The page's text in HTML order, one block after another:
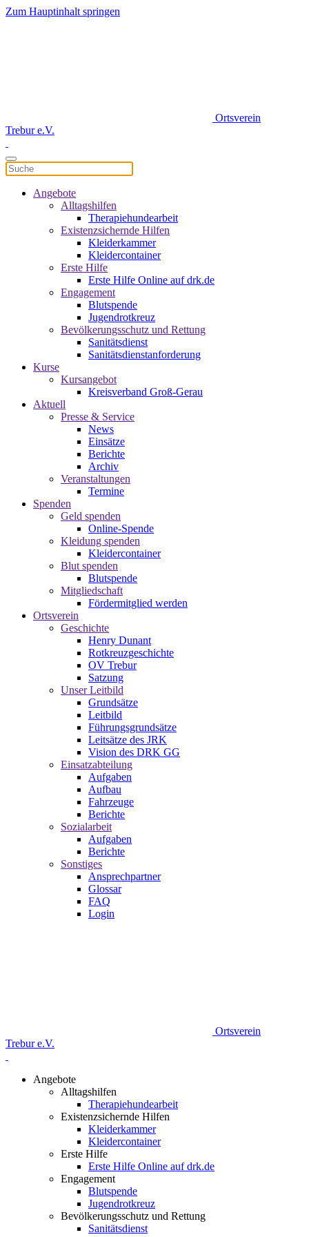
Zum Hauptinhalt springen
Ortsverein
Trebur e.V.
Angebote
Alltagshilfen
Therapiehundearbeit
Existenzsichernde Hilfen
Kleiderkammer
Kleidercontainer
Erste Hilfe
Erste Hilfe Online auf drk.de
Engagement
Blutspende
Jugendrotkreuz
Bevölkerungsschutz und Rettung
Sanitätsdienst
Sanitätsdienstanforderung
Kurse
Kursangebot
Kreisverband Groß-Gerau
Aktuell
Presse & Service
News
Einsätze
Berichte
Archiv
Veranstaltungen
Termine
Spenden
Geld spenden
Online-Spende
Kleidung spenden
Kleidercontainer
Blut spenden
Blutspende
Mitgliedschaft
Fördermitglied werden
Ortsverein
Geschichte
Henry Dunant
Rotkreuzgeschichte
OV Trebur
Satzung
Unser Leitbild
Grundsätze
Leitbild
Führungsgrundsätze
Leitsätze des JRK
Vision des DRK GG
Einsatzabteilung
Aufgaben
Aufbau
Fahrzeuge
Berichte
Sozialarbeit
Aufgaben
Berichte
Sonstiges
Ansprechpartner
Glossar
FAQ
Login
Ortsverein
Trebur e.V.
Angebote
Alltagshilfen
Therapiehundearbeit
Existenzsichernde Hilfen
Kleiderkammer
Kleidercontainer
Erste Hilfe
Erste Hilfe Online auf drk.de
Engagement
Blutspende
Jugendrotkreuz
Bevölkerungsschutz und Rettung
Sanitätsdienst